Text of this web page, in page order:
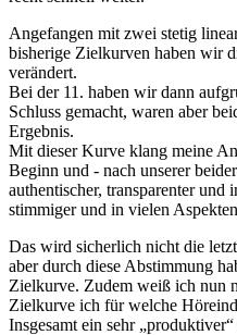
Angefangen mit zwei stetig
bisherige Zielkurven haben wir
verändert.
Bei der 11. haben wir dann
Schluss gemacht, waren aber
Ergebnis.
Mit dieser Kurve klang meine
Beginn und - nach unserer
authentischer, transparenter und
stimmiger und in vielen
Das wird sicherlich nicht die
aber durch diese Abstimmung
Zielkurve. Zudem weiß ich nun
Zielkurve ich für welche
Insgesamt ein sehr